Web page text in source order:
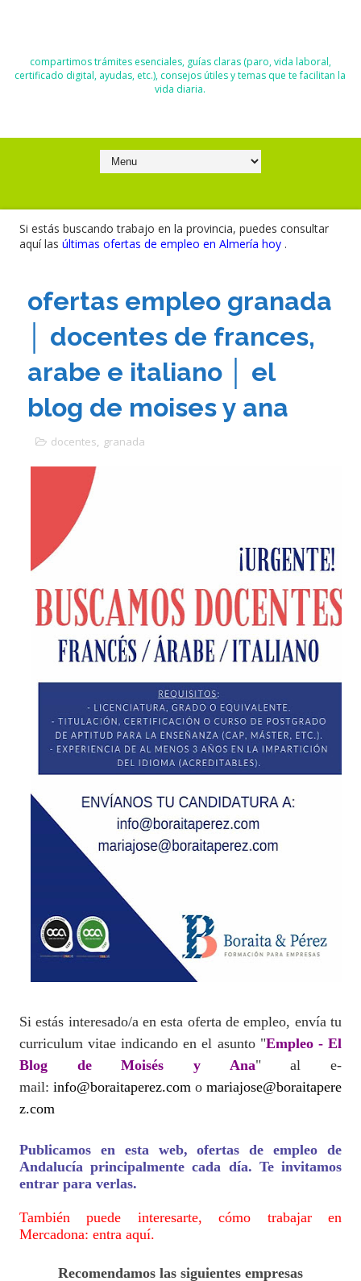
compartimos trámites esenciales, guías claras (paro, vida laboral,
certificado digital, ayudas, etc.), consejos útiles y temas que te facilitan la
vida diaria.
Si estás buscando trabajo en la provincia, puedes consultar
aquí las últimas ofertas de empleo en Almería hoy .
ofertas empleo granada
│ docentes de frances,
arabe e italiano │ el
blog de moises y ana
docentes, granada
Si estás interesado/a en esta oferta de empleo, envía tu
curriculum vitae indicando en el asunto "Empleo - El
Blog de Moisés y Ana" al e-
mail: info@boraitaperez.comomariajose@boraitapere
z.com
Publicamos en esta web, ofertas de empleo de
Andalucía principalmente cada día. Te invitamos
entrar para verlas.
También puede interesarte, cómo trabajar en
Mercadona: entra aquí.
Recomendamos las siguientes empresas